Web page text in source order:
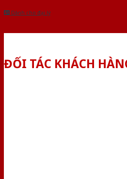
Dành cho đại lý
ĐỐI TÁC KHÁCH